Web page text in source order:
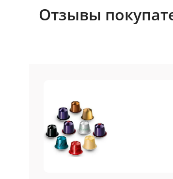
Отзывы